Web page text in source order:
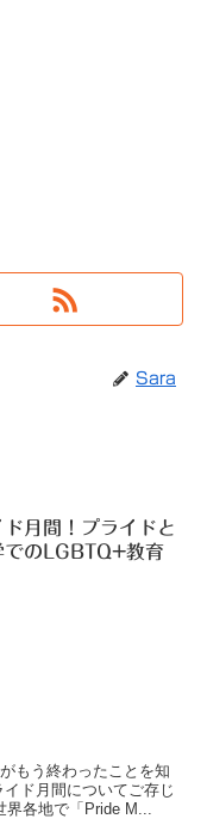
Sara
ド月間！プライドと
でのLGBTQ+教育
もう終わったことを知
ド月間についてご存じ
各地で「Pride M...